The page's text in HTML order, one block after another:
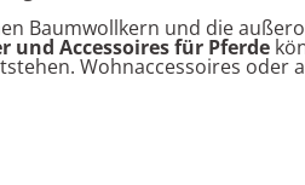
Baumwollkern und die
und Accessoires für Pferde
Wohnaccessoires oder